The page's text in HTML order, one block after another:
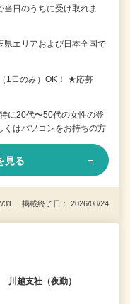
日のうちに受け取れま
エリアおよび日本全国で
1日のみ）OK！ ★応募
に20代〜50代の女性の登
はパソコンをお持ちの方
見る
31 掲載終了日： 2026/08/24
川越支社（夜勤）